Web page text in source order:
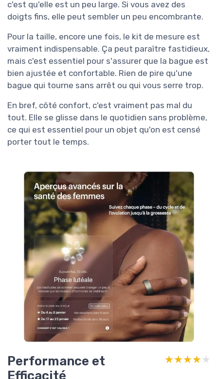
c'est qu'elle est un peu large. Si vous avez des
doigts fins, elle peut sembler un peu encombrante.
Pour la taille, encore une fois, le kit de mesure est
vraiment indispensable. Ça peut paraître fastidieux,
mais c'est essentiel pour s'assurer que la bague est
bien ajustée et confortable. Rien de pire qu'une
bague qui tourne sans arrêt ou qui vous serre trop.
En bref, côté confort, c'est vraiment pas mal du
tout. Elle se glisse dans le quotidien sans problème,
ce qui est essentiel pour un objet qu'on est censé
porter tout le temps.
Performance et
Efficacité
★★★★★
★★★★★